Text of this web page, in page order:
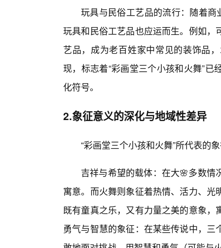
玩具与民俗工艺品的流行：随着商
玩具和民俗工艺品也应运而生。例如
艺品，成为老百姓家中常见的装饰品
现，标志着“彩画堂三个小孩和火舞”
化符号。
2.象征意义的深化与地域性差异
“彩画堂三个小孩和火舞”所代表的
吉祥与希望的载体：在大🌸多数
寓意。而火舞则象征着热情、活力、
既有童真之乐，又有力量之美的意象
勇气与智慧的象征：在某些传说中，